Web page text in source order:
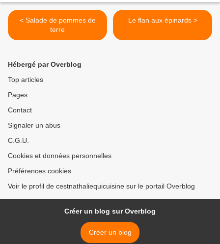
< Salade de pommes de
terre
Le flan aux épinards >
Hébergé par Overblog
Top articles
Pages
Contact
Signaler un abus
C.G.U.
Cookies et données personnelles
Préférences cookies
Voir le profil de cestnathaliequicuisine sur le portail Overblog
Créer un blog sur Overblog
Créer un blog